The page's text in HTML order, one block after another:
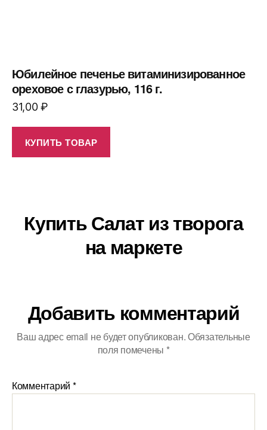
Юбилейное печенье витаминизированное
ореховое с глазурью, 116 г.
31,00₽
КУПИТЬ ТОВАР
Купить Салат из творога
на маркете
Добавить комментарий
Ваш адрес email не будет опубликован.Обязательные
поля помечены *
Комментарий *